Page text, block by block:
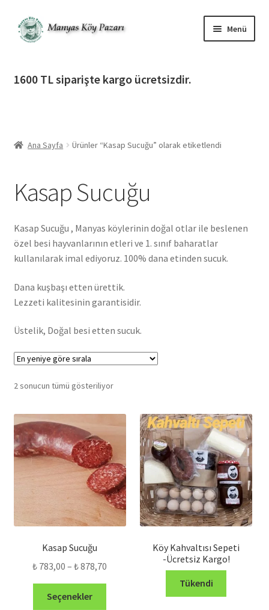
Dolaşıma
geç
İçeriğe
geç
Menü
İletişim
1600 TL siparişte kargo ücretsizdir.
Ana Sayfa Ürünler “Kasap Sucuğu” olarak etiketlendi
Kasap Sucuğu
Kasap Sucuğu , Manyas köylerinin doğal otlar ile beslenen
özel besi hayvanlarının etleri ve 1. sınıf baharatlar
kullanılarak imal ediyoruz. 100% dana etinden sucuk.
Dana kuşbaşı etten ürettik.
Lezzeti kalitesinin garantisidir.
Üstelik, Doğal besi etten sucuk.
2 sonucun tümü gösteriliyorEn
sıralandı
Kasap Sucuğu
₺ 783,00 –₺878,70
Seçenekler
Köy Kahvaltısı Sepeti
-Ücretsiz Kargo!
Tükendi